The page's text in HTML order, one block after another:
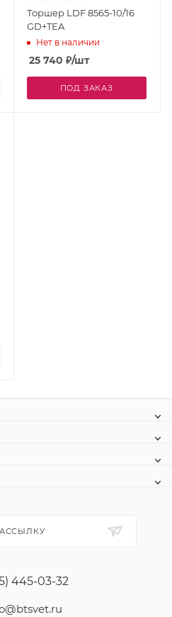
Торшер LDF 8565-10/16
GD+TEA
Нет в наличии
25 740 ₽/шт
ПОД ЗАКАЗ
445-03-32